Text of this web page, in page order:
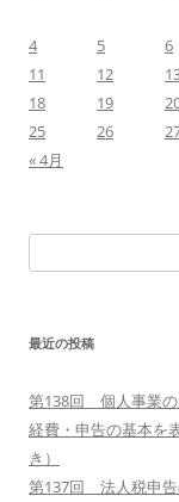
4
5 6
11
12
18
19
25
26
« 4月
索:
最近の投稿
第138回 個人事業の
経費・申告の基本を
き）
第137回 法人税申告